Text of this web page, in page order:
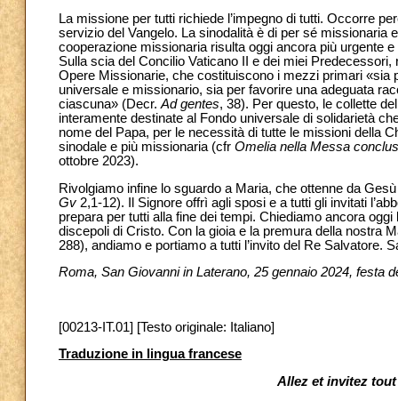
La missione per tutti richiede l’impegno di tutti. Occorre
servizio del Vangelo. La sinodalità è di per sé
cooperazione missionaria risulta oggi ancora più urgente
Sulla scia del Concilio Vaticano II e dei miei
Opere Missionarie, che costituiscono i mezzi primari «sia
universale e missionario, sia per favorire una adeguata
ciascuna» (Decr. Ad gentes, 38). Per questo, le collette
interamente destinate al Fondo universale di solidarietà
nome del Papa, per le necessità di tutte le missioni della
sinodale e più missionaria (cfr Omelia nella Messa
ottobre 2023).
Rivolgiamo infine lo sguardo a Maria, che ottenne da
Gv 2,1-12). Il Signore offrì agli sposi e a tutti gli invitati
prepara per tutti alla fine dei tempi. Chiediamo ancora
discepoli di Cristo. Con la gioia e la premura della nostra
288), andiamo e portiamo a tutti l’invito del Re Salvatore.
Roma, San Giovanni in Laterano, 25 gennaio 2024, festa
[00213-IT.01] [Testo originale: Italiano]
Traduzione in lingua francese
Allez et invitez tout